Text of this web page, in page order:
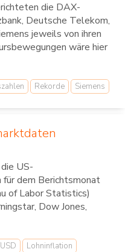
die DAX-
Deutsche Telekom,
jeweils von ihren
wäre hier
Rekorde Siemens
US-
dem Berichtsmonat
of Labor Statistics)
Dow Jones,
Lohninflation